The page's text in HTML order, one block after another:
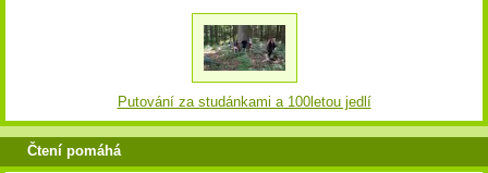
Putování za studánkami a 100letou jedlí
Čtení pomáhá